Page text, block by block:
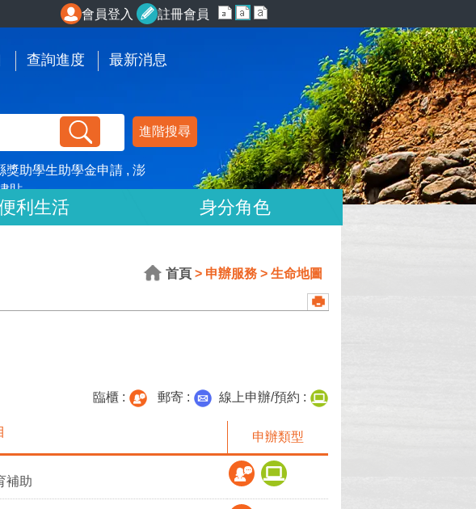
會員登入 註冊會員
查詢進度 最新消息
進階搜尋
獎助學生助學金申請
澎
貼
利生活 身分角色
首頁 申辦服務 生命地圖
臨櫃 : 郵寄 : 線上申辦/預約 :
申辦類型
補助